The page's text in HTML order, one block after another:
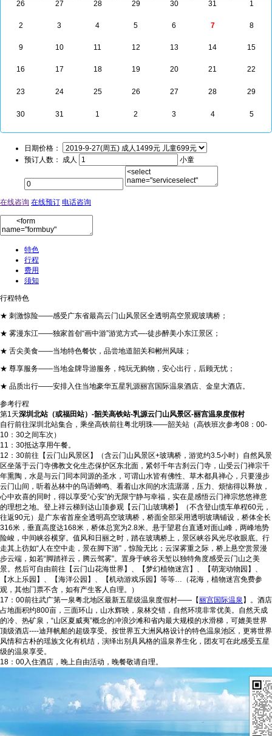
26
27 28 29 30 31 1
2 3 4 5 6 7 8
9 10 11 12 13 14 15
16 17 18 19 20 21 22
23 24 25 26 27 28 29
30 31 1 2 3 4 5
日期价格：
预订人数： 成人
小童
在线咨询 在线预订 电话咨询
特色
行程
费用
须知
行程特色
★ 刺激惊险——感受广东省最高云门山风景区全透明高空景观玻璃桥；
★ 雾漫东江——独家首创“画中游”游览方式—-徒步醉美小东江景区；
★ 舌尖美食——当地特色餐饮，品尝地道韶关和郴州风味；
★ 尊享服务——当地金牌导游服务，纯玩无购物，安心出行，后顾无忧；
★ 品质出行——安排入住当地豪华五星乳源丽宫国际温泉酒店、金皇大酒店。
参考行程
第1天深圳北站（或福田站）-韶关高铁站-乳源云门山风景区-丽宫温泉度假村
自行前往深圳北站集合，乘坐高铁前往粤北明珠——韶关站（高铁班次参考08：00-
10：30之间车次）
11：30抵达享用午餐。
12：30前往【云门山风景区】（含云门山风景区+玻璃桥，游览约3.5小时）自然风景
区坐落于云门寺佛教文化生态保护区东北面，紧邻千年古刹云门寺，山受云门禅宗千
年熏陶，水是与云门同本同源的圣水，可谓山水皆有佛性、草木都具禅心，只要漫步
云门山间，听着丛林中的鸟语蝉鸣、看着山水间的水流潺潺，压力、烦恼得以释放，
心中欢喜的同时，得以享受“心安”的无限宁静与幸福，实在是感悟云门禅宗悠悠禅意
的理想之地。登上祥云梯到达山顶参观【云门山玻璃桥】（不含登山缆车单程60元，
往返90元）是广东省首座全透明高空玻璃桥，桥面全部采用透明玻璃铺设，桥体全长
316米，垂直高度达168米，桥体总宽为2.8米。悬于望君台直通对面山峰，两峰地势
险峻，中间峡谷横穿。值风和日丽之时，踏在玻璃桥上，景区峡谷风光尽收眼底。行
走其上彷如“人在空中走，景在脚下游”，惊险无比；云深雾重之际，桥上悬空赏景漫
步云端，如若“脚踏祥云，腾云驾雾”。置身于峡谷天堑以独特角度感受云门山之美
景。然后可自由前往【云门山花海世界】、【梦幻植物迷宫】、【萌宠动物园】、
【水上乐园】、【海洋公园】、【机动游戏乐园】等等…（花海，植物迷宫免费参
观，其他门票不含，如有产生客人自理。）
17：00前往武广第一泉粤北地区最新五星级温泉度假村——【丽宫国际温泉 】。酒店
占地面积约800亩，三面环山，山水辉映，泉林交错，自然环境非常优美。自然天成
的冷、热矿泉，“山区夏威夷”概念的冲浪沙滩和省内最大规模的水滑梯，可媲美世界
顶级酒店----迪拜帆船的超级享受。按世界五大洲风格设计的特色温泉池区，更将世界
风情和古朴的瑶族文化有机结，演绎出别具风格的温泉养生化，团友可在此感受五星
级的温泉享受。
18：00入住酒店，晚上自由活动，晚餐敬请自理。